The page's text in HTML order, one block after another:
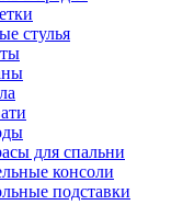
стулья
для спальни
консоли
подставки